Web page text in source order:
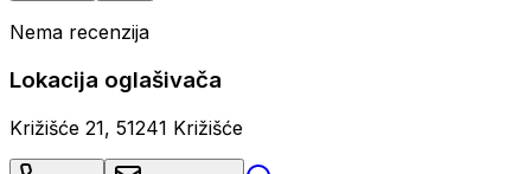
Nema recenzija
Lokacija oglašivača
Križišće 21, 51241 Križišće